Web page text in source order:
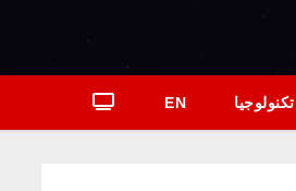
تكنولوجيا EN